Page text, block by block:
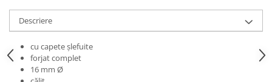
Descriere
cu capete şlefuite
forjat complet
16 mm Ø